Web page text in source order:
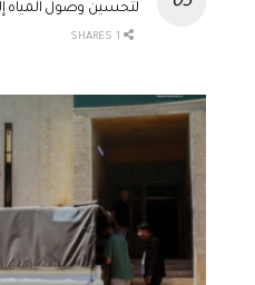
لتحسين وصول المياه